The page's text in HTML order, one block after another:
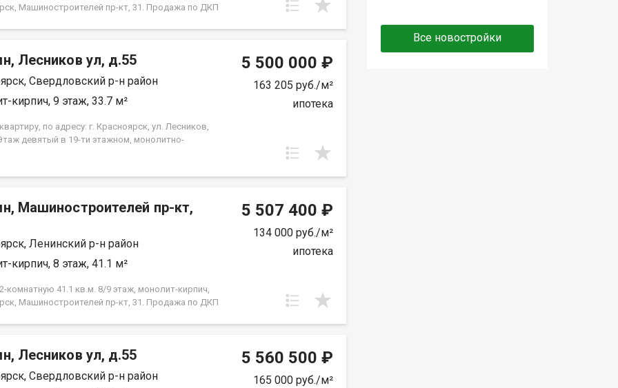
Машиностроителей пр-кт, 31. Продажа по ДКП
Лесников ул, д.55
Свердловский р-н район
кирпич, 9 этаж, 33.7 м²
по адресу: г. Красноярск, ул. Лесников,
девятый в 19-ти этажном, монолитно-
застройщика. Экологически благоприятный
транспортная доступность до других
города. Близость знаковых мест отдыха, досуга и
- заповедник «Столбы», Фанпарк «Бобровый
флоры и фауны «Роев ручей». Благоустроенная
протяженностью 1450 метров вдоль реки
500 метров вдоль реки Базаиха с
транспорта возле ледовой арены. Сеть
и велосипедно-роликовых дорожек по всему
современные лифты. Наземные
5 500 000 ₽
163 205 руб./м²
ипотека
Машиностроителей пр-кт,
Ленинский р-н район
кирпич, 8 этаж, 41.1 м²
комнатную 41.1 кв.м. 8/9 этаж, монолит-кирпич,
Машиностроителей пр-кт, 31. Продажа по ДКП
5 507 400 ₽
134 000 руб./м²
ипотека
Лесников ул, д.55
Свердловский р-н район
5 560 500 ₽
165 000 руб./м²
Все новостройки